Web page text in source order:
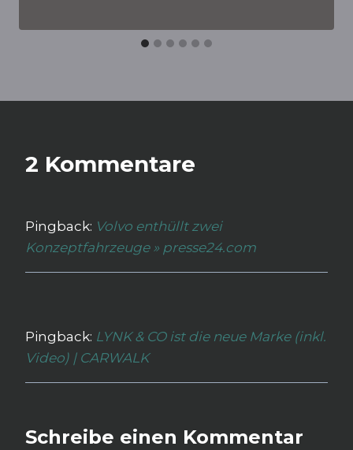
2 Kommentare
Pingback: Volvo enthüllt zwei
Konzeptfahrzeuge » presse24.com
Pingback: LYNK & CO ist die neue Marke (inkl.
Video) | CARWALK
Schreibe einen Kommentar